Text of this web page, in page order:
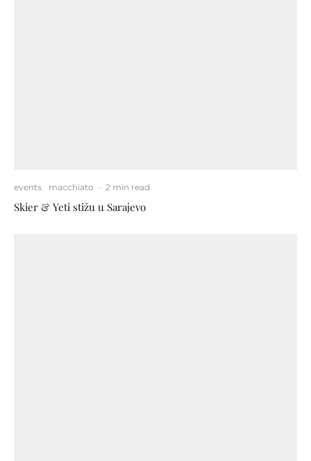
events macchiato · 2 min read
Skier & Yeti stižu u Sarajevo